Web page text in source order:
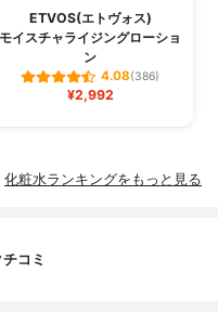
ETVOS(エトヴォス)
モイスチャライジングローショ
ン
4.08(386)
¥2,992
化粧水ランキングをもっと見る
コミ